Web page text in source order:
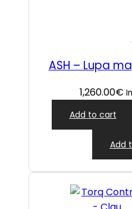
ASH – Lupa
1,260.00€
Add to cart
Add